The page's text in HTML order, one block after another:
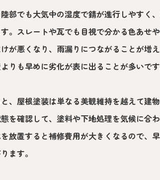
部でも大気中の湿度で錆が進行しやすく
。スレートや瓦でも目視で分かる色あせ
が悪くなり、雨漏りにつながることが増
りも早めに劣化が表に出ることが多いです
、屋根塗装は単なる美観維持を越えて建
を確認して、塗料や下地処理を気候に合
放置すると補修費用が大きくなるので、
ます。